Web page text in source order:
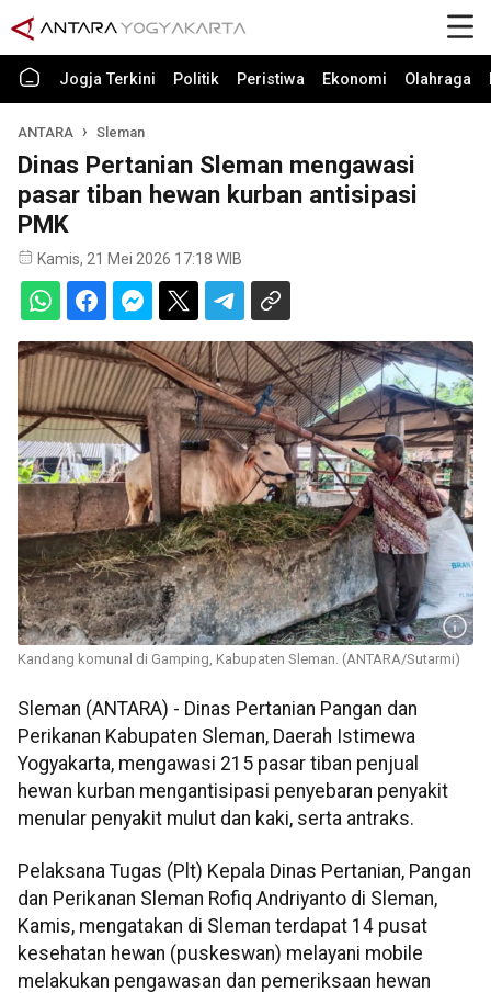
Jogja Terkini Politik Peristiwa Ekonomi Olahraga
ANTARA Sleman
Dinas Pertanian Sleman mengawasi
pasar tiban hewan kurban antisipasi
PMK
Kamis, 21 Mei 2026 17:18 WIB
Kandang komunal di Gamping, Kabupaten Sleman. (ANTARA/Sutarmi)
Sleman (ANTARA) - Dinas Pertanian Pangan dan
Perikanan Kabupaten Sleman, Daerah Istimewa
Yogyakarta, mengawasi 215 pasar tiban penjual
hewan kurban mengantisipasi penyebaran penyakit
menular penyakit mulut dan kaki, serta antraks.
Pelaksana Tugas (Plt) Kepala Dinas Pertanian, Pangan
dan Perikanan Sleman Rofiq Andriyanto di Sleman,
Kamis, mengatakan di Sleman terdapat 14 pusat
kesehatan hewan (puskeswan) melayani mobile
melakukan pengawasan dan pemeriksaan hewan